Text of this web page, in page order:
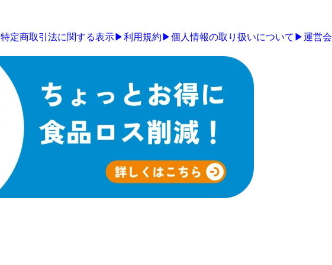
特定商取引法に関する表示▶利用規約 ▶個人情報の取り扱いについて ▶運営